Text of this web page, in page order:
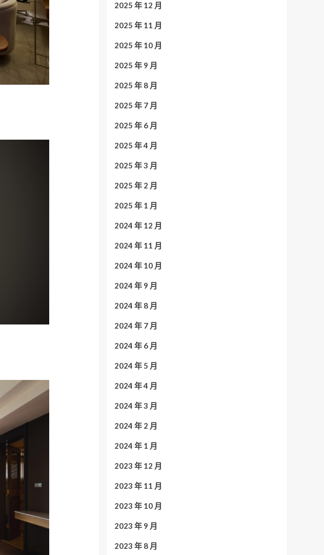
2025 年 12 月
2025 年 11 月
2025 年 10 月
2025 年 9 月
2025 年 8 月
2025 年 7 月
2025 年 6 月
2025 年 4 月
2025 年 3 月
2025 年 2 月
2025 年 1 月
2024 年 12 月
2024 年 11 月
2024 年 10 月
2024 年 9 月
2024 年 8 月
2024 年 7 月
2024 年 6 月
2024 年 5 月
2024 年 4 月
2024 年 3 月
2024 年 2 月
2024 年 1 月
2023 年 12 月
2023 年 11 月
2023 年 10 月
2023 年 9 月
2023 年 8 月